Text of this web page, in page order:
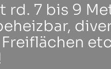
rd. 7 bis 9